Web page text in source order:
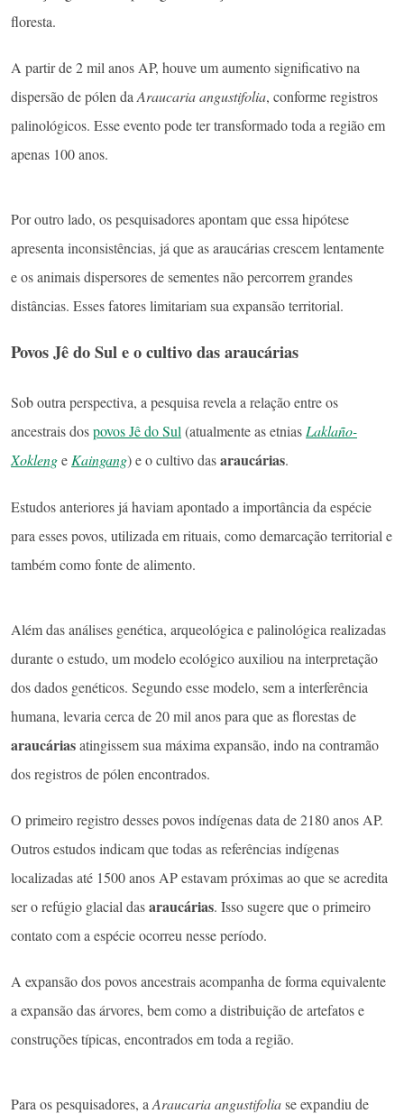
floresta.
A partir de 2 mil anos AP, houve um aumento significativo na
dispersão de pólen da Araucaria angustifolia, conforme registros
palinológicos. Esse evento pode ter transformado toda a região em
apenas 100 anos.
Por outro lado, os pesquisadores apontam que essa hipótese
apresenta inconsistências, já que as araucárias crescem lentamente
e os animais dispersores de sementes não percorrem grandes
distâncias. Esses fatores limitariam sua expansão territorial.
Povos Jê do Sul e o cultivo das araucárias
Sob outra perspectiva, a pesquisa revela a relação entre os
ancestrais dospovos Jê do Sul(atualmente as etniasLaklaño-
XoklengeKaingang) e o cultivo dasaraucárias.
Estudos anteriores já haviam apontado a importância da espécie
para esses povos, utilizada em rituais, como demarcação territorial e
também como fonte de alimento.
Além das análises genética, arqueológica e palinológica realizadas
durante o estudo, um modelo ecológico auxiliou na interpretação
dos dados genéticos. Segundo esse modelo, sem a interferência
humana, levaria cerca de 20 mil anos para que as florestas de
araucáriasatingissem sua máxima expansão, indo na contramão
dos registros de pólen encontrados.
O primeiro registro desses povos indígenas data de 2180 anos AP.
Outros estudos indicam que todas as referências indígenas
localizadas até 1500 anos AP estavam próximas ao que se acredita
ser o refúgio glacial dasaraucárias. Isso sugere que o primeiro
contato com a espécie ocorreu nesse período.
A expansão dos povos ancestrais acompanha de forma equivalente
a expansão das árvores, bem como a distribuição de artefatos e
construções típicas, encontrados em toda a região.
Para os pesquisadores, a Araucaria angustifoliase expandiu de